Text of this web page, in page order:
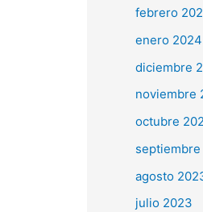
febrero
enero 2024
diciembre
noviembre
octubre
agosto
julio 2023